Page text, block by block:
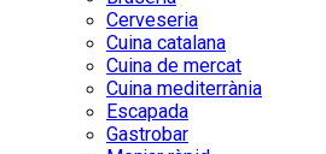
Cerveseria
Cuina catalana
Cuina de mercat
Cuina mediterrània
Escapada
Gastrobar